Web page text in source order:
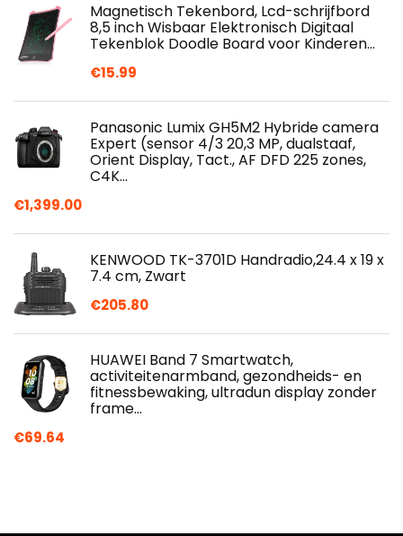
Magnetisch Tekenbord, Lcd-schrijfbord
8,5 inch Wisbaar Elektronisch Digitaal
Tekenblok Doodle Board voor Kinderen…
€15.99
Panasonic Lumix GH5M2 Hybride camera
Expert (sensor 4/3 20,3 MP, dualstaaf,
Orient Display, Tact., AF DFD 225 zones,
C4K…
€1,399.00
KENWOOD TK-3701D Handradio,24.4 x 19 x
7.4 cm, Zwart
€205.80
HUAWEI Band 7 Smartwatch,
activiteitenarmband, gezondheids- en
fitnessbewaking, ultradun display zonder
frame…
€69.64